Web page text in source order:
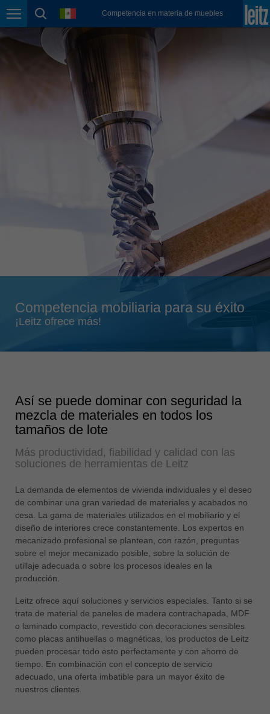
Page navigation
page search
languageCompetencia en materia de muebles
México
Nederland
nederlands
Österreich
deutsch
Polska
polski
Portugal
português
România
Română
Schweiz
deutsch français
Slovenija
Suomi
english
Türkiye
USA
Việt Nam
中国
中文
ประเทศไทย
Україна
yкраїнська
Competencia mobiliaria para su éxito
¡Leitz ofrece más!
Así se puede dominar con seguridad la
mezcla de materiales en todos los
tamaños de lote
Más productividad, fiabilidad y calidad con las
soluciones de herramientas de Leitz
La demanda de elementos de vivienda individuales y el deseo
de combinar una gran variedad de materiales y acabados no
cesa. La gama de materiales utilizados en el mobiliario y el
diseño de interiores crece constantemente. Los expertos en
mecanizado profesional se plantean, con razón, preguntas
sobre el mejor mecanizado posible, sobre la solución de
utillaje adecuada o sobre los procesos ideales en la
producción.
Leitz ofrece aquí soluciones y servicios especiales. Tanto si se
trata de material de paneles de madera contrachapada, MDF
o laminado compacto, revestido con decoraciones sensibles
como placas antihuellas o magnéticas, los productos de Leitz
pueden procesar todo esto perfectamente y con ahorro de
tiempo. En combinación con el concepto de servicio
adecuado, una oferta imbatible para un mayor éxito de
nuestros clientes.